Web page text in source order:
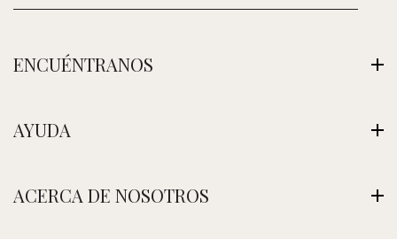
ENCUÉNTRANOS
Ver Nuestra Tienda
contacto@nefertitijoyas.com
AYUDA
Política de Privacidad
ACERCA DE NOSOTROS